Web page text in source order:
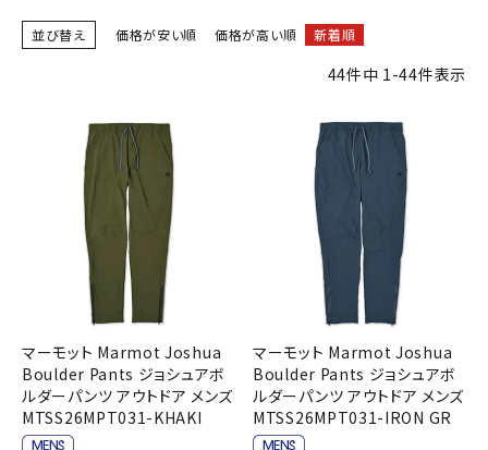
スポーツから選ぶ
ブランドから選ぶ
SALE品はこちら
INFORMATIOM
ご利用ガイド
お問い合わせ
メルマガ登録
特定商取引法
並び替え 価格が安い順 価格が高い順 新着順
44件中 1-44件表示
マーモット Marmot Joshua
Boulder Pants ジョシュアボ
ルダーパンツ アウトドア メンズ
MTSS26MPT031-KHAKI
マーモット Marmot Joshua
Boulder Pants ジョシュアボ
ルダーパンツ アウトドア メンズ
MTSS26MPT031-IRON GR